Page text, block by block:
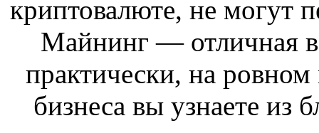
криптовалюте, не могут
Майнинг — отличная
практически, на
бизнеса вы узнаете